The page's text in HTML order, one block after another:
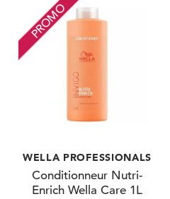
PROMO
WELLA PROFESSIONALS
Conditionneur Nutri-
Enrich Wella Care 1L